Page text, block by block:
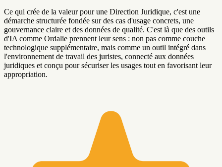
Ce qui crée de la valeur pour une Direction Juridique, c'est une
démarche structurée fondée sur des cas d'usage concrets, une
gouvernance claire et des données de qualité. C'est là que des outils
d'IA comme Ordalie prennent leur sens : non pas comme couche
technologique supplémentaire, mais comme un outil intégré dans
l'environnement de travail des juristes, connecté aux données
juridiques et conçu pour sécuriser les usages tout en favorisant leur
appropriation.